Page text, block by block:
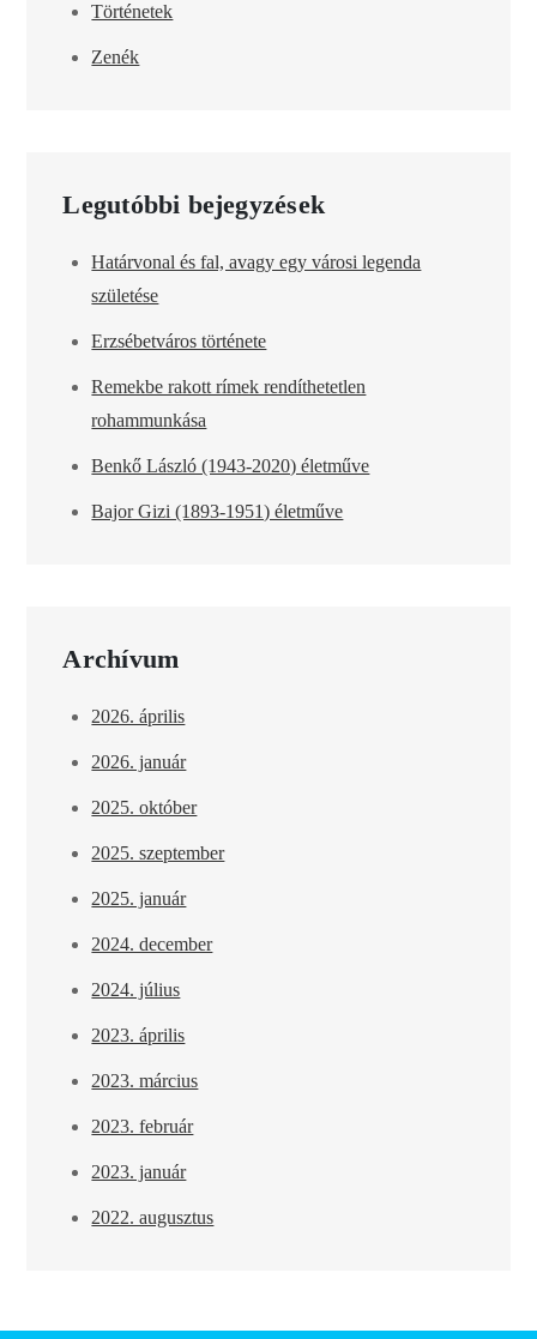
Történetek
Zenék
Legutóbbi bejegyzések
Határvonal és fal, avagy egy városi legenda
születése
Erzsébetváros története
Remekbe rakott rímek rendíthetetlen
rohammunkása
Benkő László (1943-2020) életműve
Bajor Gizi (1893-1951) életműve
Archívum
2026. április
2026. január
2025. október
2025. szeptember
2025. január
2024. december
2024. július
2023. április
2023. március
2023. február
2023. január
2022. augusztus